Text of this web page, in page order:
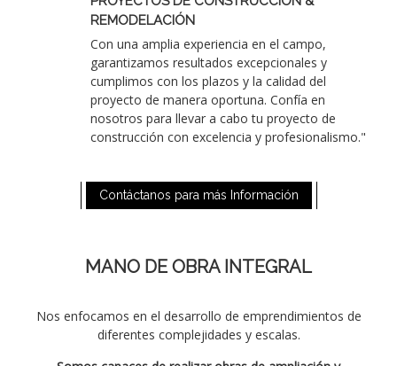
PROYECTOS DE CONSTRUCCIÓN &
REMODELACIÓN
Con una amplia experiencia en el campo,
garantizamos resultados excepcionales y
cumplimos con los plazos y la calidad del
proyecto de manera oportuna. Confía en
nosotros para llevar a cabo tu proyecto de
construcción con excelencia y profesionalismo."
Contáctanos para más Información
MANO DE OBRA INTEGRAL
Nos enfocamos en el desarrollo de emprendimientos de
diferentes complejidades y escalas.